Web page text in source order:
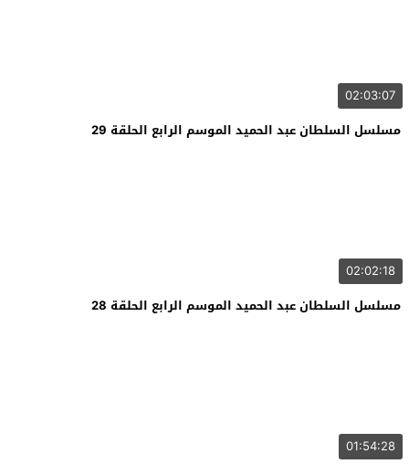
02:03:07
مسلسل السلطان عبد الحميد الموسم الرابع الحلقة 29
02:02:18
مسلسل السلطان عبد الحميد الموسم الرابع الحلقة 28
01:54:28